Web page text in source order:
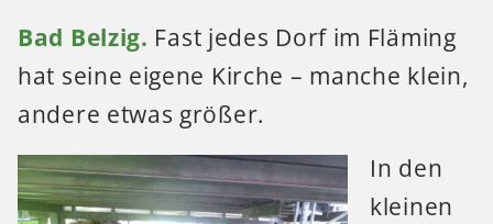
Bad Belzig. Fast jedes Dorf im Fläming
hat seine eigene Kirche – manche klein,
andere etwas größer.
In den
kleinen